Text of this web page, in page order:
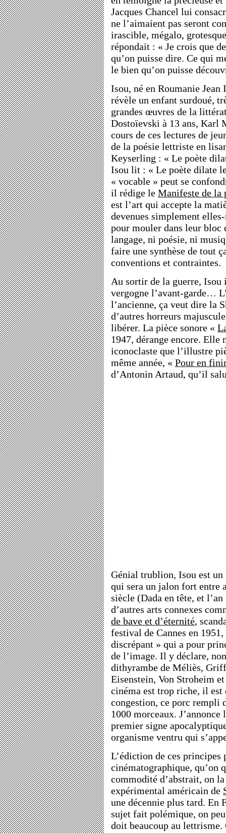
Jacques Chancel lui
ne l’aimaient pas seront
irascible, mégalo,
répondait : « Je crois que
qu’on puisse dire. Ce qui
le bien qu’on puisse
Isou, né en Roumanie
révèle un enfant surdoué,
grandes œuvres de la
Dostoïevski à 13 ans, Karl
cours de ces lectures de
de la poésie lettriste en
Keyserling : « Le poète
Isou lit : « Le poète dilate
« vocable » peut se
il rédige le Manifeste de la
est l’art qui accepte la
devenues simplement
pour mouler dans leur bloc
langage, ni poésie, ni
faire une synthèse de tout
conventions et contraintes.
Au sortir de la guerre, Isou
vergogne l’avant-garde…
l’ancienne, ça veut dire la
d’autres horreurs
libérer. La pièce sonore «
1947, dérange encore. Elle
iconoclaste que l’illustre
même année, « Pour en
d’Antonin Artaud, qu’il
Génial trublion, Isou est un
qui sera un jalon fort entre
siècle (Dada en tête, et
d’autres arts connexes
de bave et d’éternité,
festival de Cannes en
discrépant » qui a pour
de l’image. Il y déclare,
dithyrambe de Méliès,
Eisenstein, Von Stroheim
cinéma est trop riche, il est
congestion, ce porc rempli
1000 morceaux.
premier signe
organisme ventru qui
L’édiction de ces principes
cinématographique, qu’on
commodité d’abstrait, on
expérimental américain de
une décennie plus tard. En
sujet fait polémique, on
doit beaucoup au